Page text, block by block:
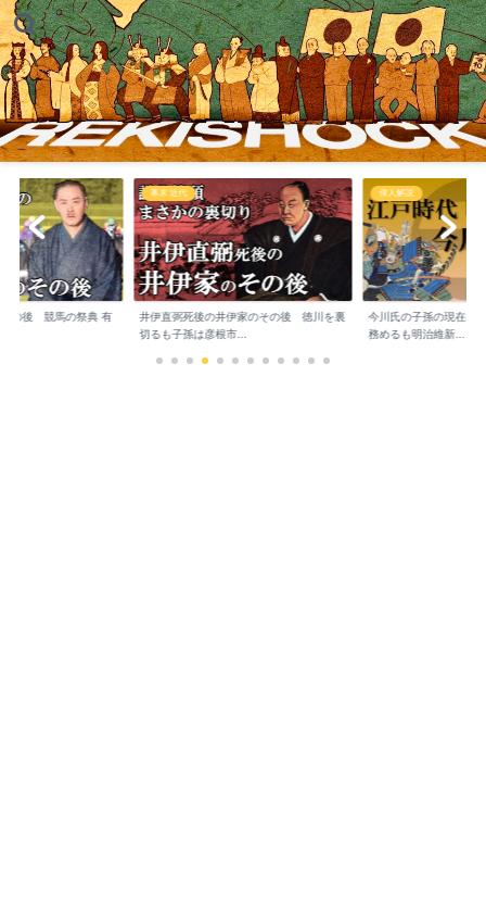
その後 競馬の祭典 有
幕末 近代
井伊直弼死後の井伊家のその後 徳川を裏
切るも子孫は彦根市...
偉人解説
今川氏の子孫の現在は
務めるも明治維新...